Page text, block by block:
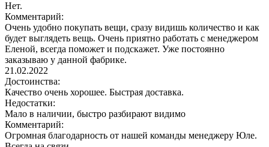
Нет.
Комментарий:
Очень удобно покупать вещи, сразу видишь количество и как
будет выглядеть вещь. Очень приятно работать с менеджером
Еленой, всегда поможет и подскажет. Уже постоянно
заказываю у данной фабрике.
21.02.2022
Достоинства:
Качество очень хорошее. Быстрая доставка.
Недостатки:
Мало в наличии, быстро разбирают видимо
Комментарий:
Огромная благодарность от нашей команды менеджеру Юле.